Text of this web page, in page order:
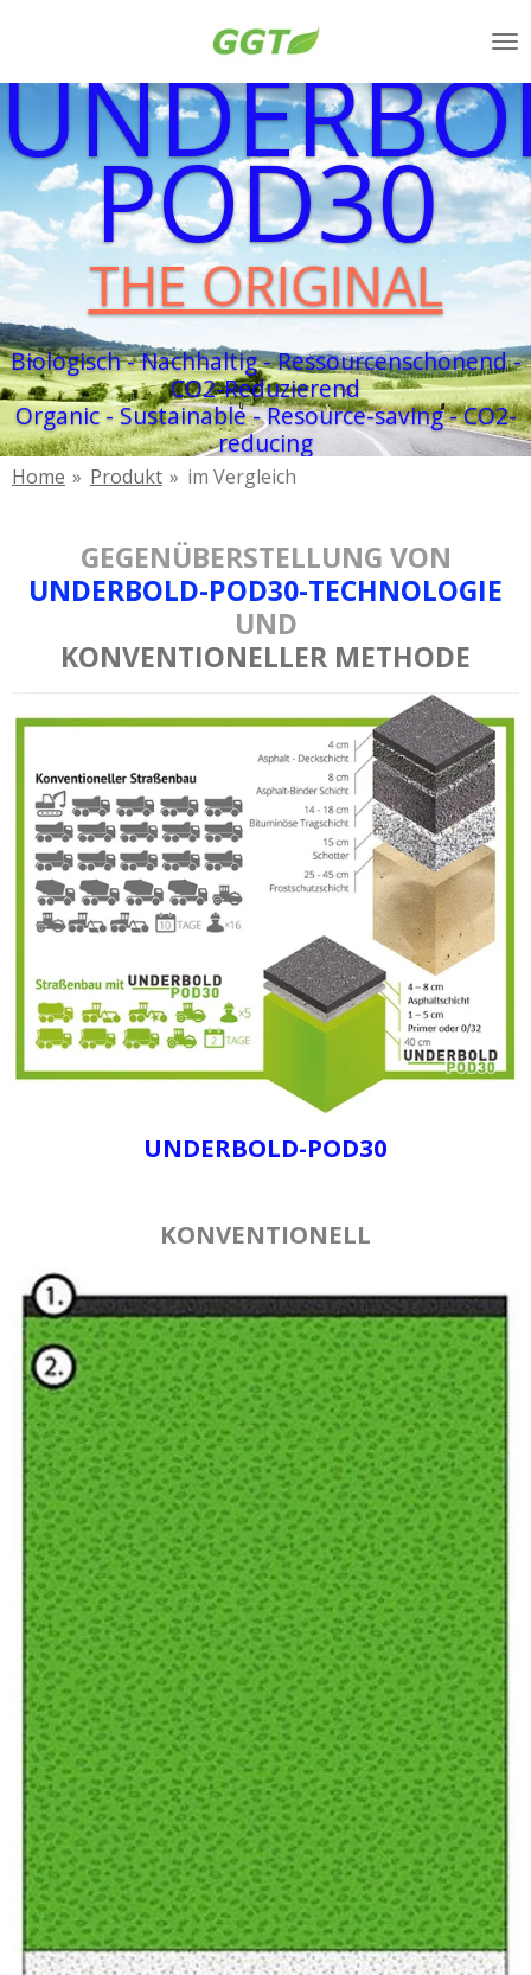
springen
POD30
THE ORIGINAL
Biologisch - Nachhaltig - Ressourcenschonend -
CO2-Reduzierend
Organic - Sustainable - Resource-saving - CO2-
reducing
Home » Produkt » im Vergleich
GEGENÜBERSTELLUNG VON
UNDERBOLD-POD30-TECHNOLOGIE
UND
KONVENTIONELLER METHODE
UNDERBOLD-POD30
KONVENTIONELL